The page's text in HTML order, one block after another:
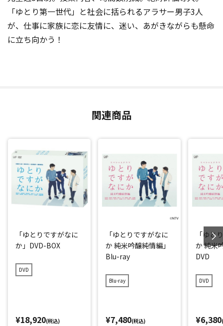
「ゆとり第一世代」と社会に括られるアラサー男子3人
が、仕事に家族に恋に友情に、迷い、あがきながらも懸命
に立ち向かう！
関連商品
「ゆとりですがなに
か」DVD-BOX
DVD
¥18,920(税込)
「ゆとりですがなに
か 純米吟醸純情編」
Blu-ray
Blu-ray
¥7,480(税込)
「ゆと
か 純米
DVD
DVD
¥6,380